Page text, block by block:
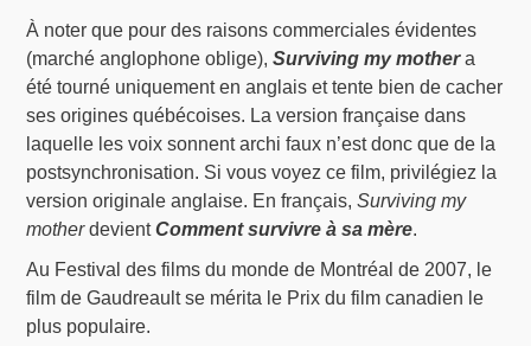
À noter que pour des raisons commerciales évidentes
(marché anglophone oblige),Surviving my mothera
été tourné uniquement en anglais et tente bien de cacher
ses origines québécoises. La version française dans
laquelle les voix sonnent archi faux n’est donc que de la
postsynchronisation. Si vous voyez ce film, privilégiez la
version originale anglaise. En français,Surviving my
motherdevientComment survivre à sa mère.
Au Festival des films du monde de Montréal de 2007, le
film de Gaudreault se mérita le Prix du film canadien le
plus populaire.